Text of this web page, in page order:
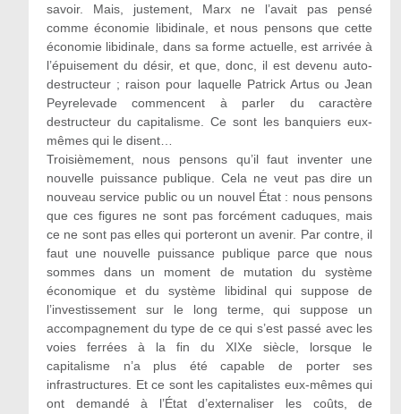
savoir. Mais, justement, Marx ne l’avait pas pensé
comme économie libidinale, et nous pensons que cette
économie libidinale, dans sa forme actuelle, est arrivée à
l’épuisement du désir, et que, donc, il est devenu auto-
destructeur ; raison pour laquelle Patrick Artus ou Jean
Peyrelevade commencent à parler du caractère
destructeur du capitalisme. Ce sont les banquiers eux-
mêmes qui le disent…
Troisièmement, nous pensons qu’il faut inventer une
nouvelle puissance publique. Cela ne veut pas dire un
nouveau service public ou un nouvel État : nous pensons
que ces figures ne sont pas forcément caduques, mais
ce ne sont pas elles qui porteront un avenir. Par contre, il
faut une nouvelle puissance publique parce que nous
sommes dans un moment de mutation du système
économique et du système libidinal qui suppose de
l’investissement sur le long terme, qui suppose un
accompagnement du type de ce qui s’est passé avec les
voies ferrées à la fin du XIXe siècle, lorsque le
capitalisme n’a plus été capable de porter ses
infrastructures. Et ce sont les capitalistes eux-mêmes qui
ont demandé à l’État d’externaliser les coûts, de